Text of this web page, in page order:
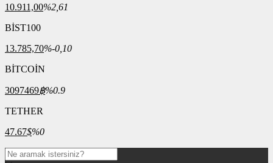
10.911,00%2,61
BİST100
13.785,70%-0,10
BİTCOİN
3097469฿%0.9
TETHER
47.67$%0